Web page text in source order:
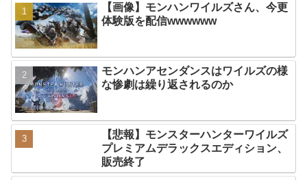
【花騎士】叡智な顔つきで魔性さを持つアルテミシアへの反
応！！！ NEW!
【朗報】ソニーのスパイダーマン、一瞬で興行収入2000億円突
破…アニメ漫画が世界一人気とはなんだった
Powered by livedoor 相互RSS
【画像】モンハンワイルズさん、今更
体験版を配信wwwwww
モンハンアセンダンスはワイルズの様
な惨劇は繰り返されるのか
【悲報】モンスターハンターワイルズ
プレミアムデラックスエディション、
販売終了